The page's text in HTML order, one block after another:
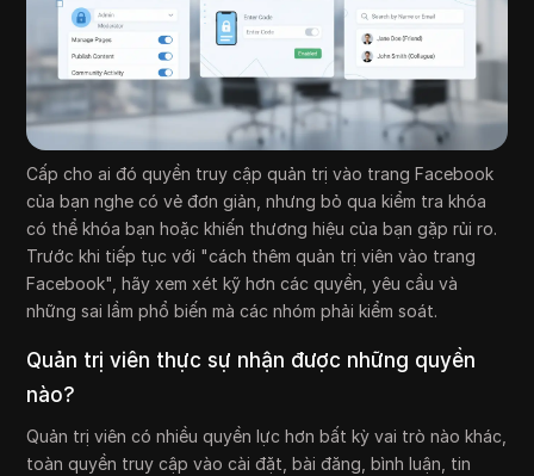
Cấp cho ai đó quyền truy cập quản trị vào trang Facebook
của bạn nghe có vẻ đơn giản, nhưng bỏ qua kiểm tra khóa
có thể khóa bạn hoặc khiến thương hiệu của bạn gặp rủi ro.
Trước khi tiếp tục với "cách thêm quản trị viên vào trang
Facebook", hãy xem xét kỹ hơn các quyền, yêu cầu và
những sai lầm phổ biến mà các nhóm phải kiểm soát.
Quản trị viên thực sự nhận được những quyền
nào?
Quản trị viên có nhiều quyền lực hơn bất kỳ vai trò nào khác,
toàn quyền truy cập vào cài đặt, bài đăng, bình luận, tin